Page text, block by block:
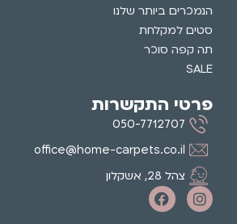
הנמכרים ביותר שלנו
סטים למקלחת
תה קפה סוכר
SALE
פרטי התקשרות
050-7712707
office@home-carpets.co.il
צהל 28, אשקלון